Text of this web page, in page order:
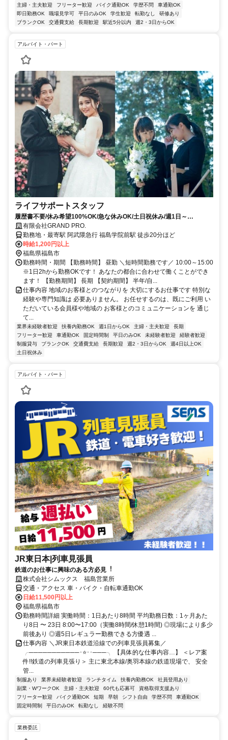
主婦・主夫歓迎 フリーター歓迎 バイク通勤OK 学歴不問
車通勤OK
即日勤務OK
職場見学可 平日のみOK 学生歓迎 転勤なし
研修あり
ブランクOK
交通費支給 長期歓迎 駅近5分以内 週2・3日からOK
アルバイト・パート
ライフサポートスタッフ
履歴書不要/休み希望100%OK/急な休みOK/土日祝休み/週1日～
OK/10:00～15:00まで/GW・年末年始あり
有限会社GRAND PRO.
勤務地・最寄駅 阿武隈急行 福島学院前駅 徒歩20分ほど
時給1,200円以上
福島県福島市
勤務時間・期間 【勤務時間】 昼勤 ＼短時間勤務です／ 10:00～15:00
※1日2hから勤務OKです！ あなたの都合に合わせて働くことができ
ます！ 【勤務期間】 長期 【契約期間】 半年/自...
仕事内容 地域のお客様とのつながりを 大切にするお仕事です 特別な
経験や専門知識は 必要ありません。 お任せするのは、既にご利用 い
ただいている会員様や地域の お客様とのコミュニケーションを 通じ
て...
業界未経験者歓迎 扶養内勤務OK 週1日からOK 主婦・主夫歓迎
長期
フリーター歓迎
車通勤OK 固定時間制 平日のみOK 未経験者歓迎
経験者歓迎
制服貸与
ブランクOK 交通費支給 長期歓迎 週2・3日からOK
週4日以上OK
土日祝休み
アルバイト・パート
JR東日本|列車見張員
鉄道のお仕事に興味のある⽅必⾒︕
株式会社シムックス 福島営業所
交通・アクセス 車・バイク・自転車通勤OK
日給11,500円以上
福島県福島市
勤務時間詳細 実働時間：1日あたり8時間 平均勤務日数：1ヶ月あた
り8日 〜 23日 8:00〜17:00（実働8時間/休憩1時間) ◎現場により多少
前後あり ◎週5⽇レギュラー勤務できる⽅優遇 ...
仕事内容 ＼JR東⽇本鉄道沿線での列⾞⾒張員募集／
╭───────────･⭐･･───╮ 【具体的な仕事内容…】 ＜レア案
件!!鉄道の列⾞⾒張り＞ 主に東北本線/奥羽本線の鉄道現場で、 安全
管...
制服あり 業界未経験者歓迎 ランチタイム 扶養内勤務OK
社員登用あり
副業・WワークOK
主婦・主夫歓迎 60代も応募可
資格取得支援あり
フリーター歓迎
バイク通勤OK 短期 早朝 シフト自由 学歴不問
車通勤OK
固定時間制
平日のみOK 転勤なし 経験不問
業務委託